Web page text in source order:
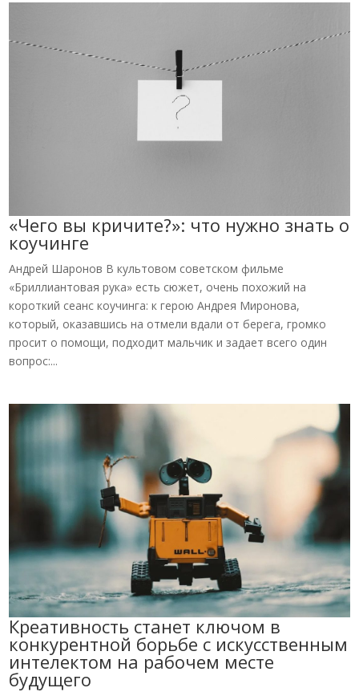
«Чего вы кричите?»: что нужно знать о
коучинге
Андрей Шаронов В культовом советском фильме
«Бриллиантовая рука» есть сюжет, очень похожий на
короткий сеанс коучинга: к герою Андрея Миронова,
который, оказавшись на отмели вдали от берега, громко
просит о помощи, подходит мальчик и задает всего один
вопрос:...
Креативность станет ключом в
конкурентной борьбе с искусственным
интелектом на рабочем месте
будущего